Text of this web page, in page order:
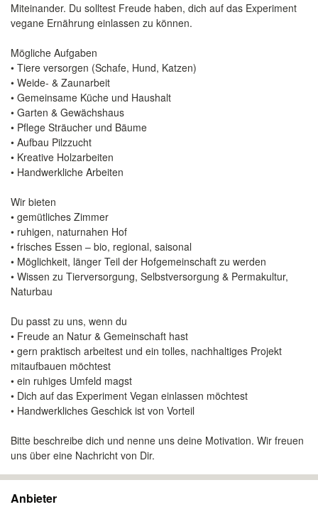
Miteinander. Du solltest Freude haben, dich auf das Experiment
vegane Ernährung einlassen zu können.
Mögliche Aufgaben
• Tiere versorgen (Schafe, Hund, Katzen)
• Weide- & Zaunarbeit
• Gemeinsame Küche und Haushalt
• Garten & Gewächshaus
• Pflege Sträucher und Bäume
• Aufbau Pilzzucht
• Kreative Holzarbeiten
• Handwerkliche Arbeiten
Wir bieten
• gemütliches Zimmer
• ruhigen, naturnahen Hof
• frisches Essen – bio, regional, saisonal
• Möglichkeit, länger Teil der Hofgemeinschaft zu werden
• Wissen zu Tierversorgung, Selbstversorgung & Permakultur,
Naturbau
Du passt zu uns, wenn du
• Freude an Natur & Gemeinschaft hast
• gern praktisch arbeitest und ein tolles, nachhaltiges Projekt
mitaufbauen möchtest
• ein ruhiges Umfeld magst
• Dich auf das Experiment Vegan einlassen möchtest
• Handwerkliches Geschick ist von Vorteil
Bitte beschreibe dich und nenne uns deine Motivation. Wir freuen
uns über eine Nachricht von Dir.
Anbieter